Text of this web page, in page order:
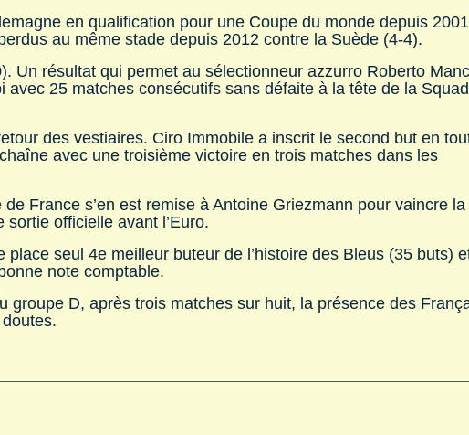
en qualification pour une Coupe du monde depuis 2001
au même stade depuis 2012 contre la Suède (4-4).
Un résultat qui permet au sélectionneur azzurro Roberto
25 matches consécutifs sans défaite à la tête de la
des vestiaires. Ciro Immobile a inscrit le second but en
avec une troisième victoire en trois matches dans les
France s’en est remise à Antoine Griezmann pour vaincre la
officielle avant l’Euro.
place seul 4e meilleur buteur de l’histoire des Bleus (35 buts)
note comptable.
groupe D, après trois matches sur huit, la présence des